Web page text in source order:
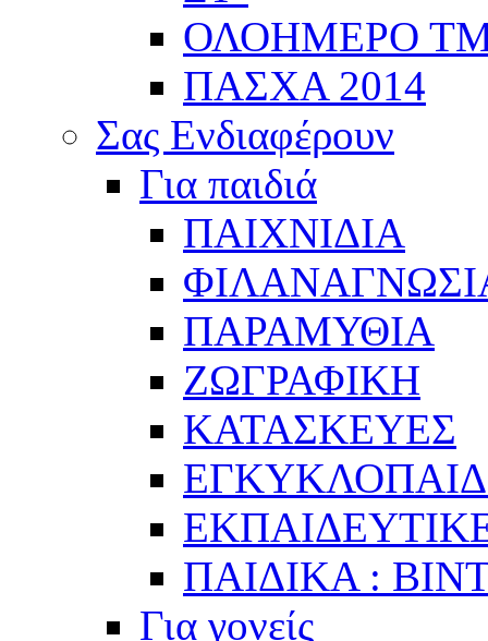
ΟΛΟΗΜΕΡΟ
ΠΑΣΧΑ 2014
Σας Ενδιαφέρουν
Για παιδιά
ΠΑΙΧΝΙΔΙΑ
ΠΑΡΑΜΥΘΙΑ
ΖΩΓΡΑΦΙΚΗ
ΚΑΤΑΣΚΕΥΕΣ
ΠΑΙΔΙΚΑ :
Για γονείς